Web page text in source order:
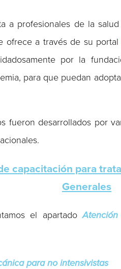
a profesionales de la
ofrece a través de su portal
por la
para que puedan
fueron desarrollados por
capacitación para
Generales
el apartado
para no intensivistas